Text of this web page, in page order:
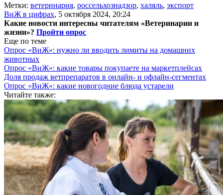
Метки: ветеринария, россельхознадзор, халяль, экспорт
ВиЖ в цифрах, 5 октября 2024, 20:24
Какие новости интересны читателям «Ветеринарии и
жизни»? Пройти опрос
Еще по теме
Опрос «ВиЖ»: нужно ли вводить лимиты на домашних
животных
Опрос «ВиЖ»: какие товары покупаете на маркетплейсах
Доля продаж ветпрепаратов в онлайн- и офлайн-сегментах
Опрос «ВиЖ»: какие новогодние блюда устарели
Читайте также: